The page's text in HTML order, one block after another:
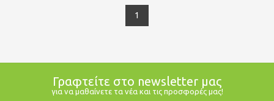
1
Γραφτείτε στο newsletter μας
για να μαθαίνετε τα νέα και τις προσφορές μας!